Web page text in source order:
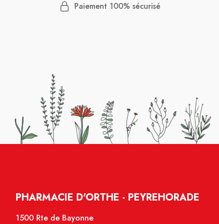
Paiement 100% sécurisé
PHARMACIE D'ORTHE - PEYREHORADE
1500 Rte de Bayonne